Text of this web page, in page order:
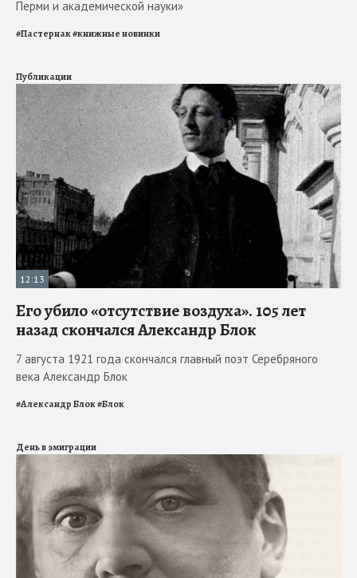
Перми и академической науки»
#Пастернак#книжные новинки
Публикации
12:13
Его убило «отсутствие воздуха». 105 лет
назад скончался Александр Блок
7 августа 1921 года скончался главный поэт Серебряного
века Александр Блок
#Александр Блок#Блок
День в эмиграции